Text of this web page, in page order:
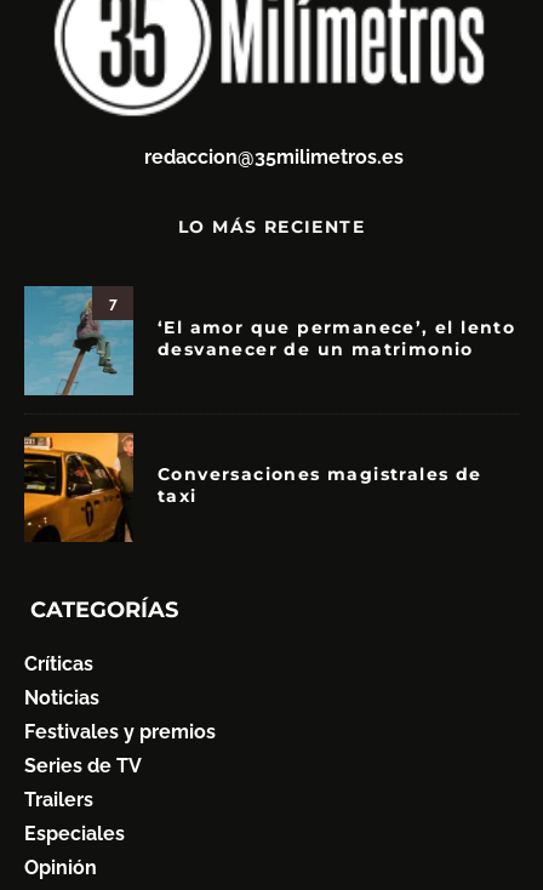
redaccion@35milimetros.es
LO MÁS RECIENTE
7
‘El amor que permanece’, el lento
desvanecer de un matrimonio
Conversaciones magistrales de
taxi
CATEGORÍAS
Críticas
Noticias
Festivales y premios
Series de TV
Trailers
Especiales
Opinión